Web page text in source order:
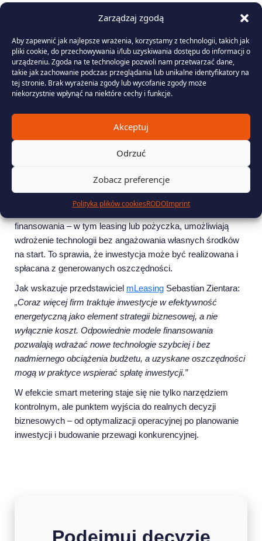
Zarządzaj zgodą
Aby zapewnić jak najlepsze wrażenia, korzystamy z technologii, takich jak
pliki cookie, do przechowywania i/lub uzyskiwania dostępu do informacji o
urządzeniu. Zgoda na te technologie pozwoli nam przetwarzać dane,
takie jak zachowanie podczas przeglądania lub unikalne identyfikatory na
tej stronie. Brak wyrażenia zgody lub wycofanie zgody może
niekorzystnie wpłynąć na niektóre cechy i funkcje.
Akceptuj
Odrzuć
Zobacz preferencje
Polityka plików cookiesRODOImprint
Dostępność technologii i realne decyzje
Jeszcze niedawno wdrożenie systemów smart meteringu
mogło być postrzegane jako kosztowna inwestycja
wymagająca dużego zaangażowania kapitału. Obecnie
sytuacja jest zupełnie inna – rozwój rynku i dostępne modele
Firmy coraz częściej decydują się na wdrożenia etapowe –
zaczynając od jednego obiektu, wybranego obszaru
pozwala szybko zweryfikować efekty, ograniczyć ryzyko i
finansowania – w tym leasing lub pożyczka, umożliwiają
wdrożenie technologii bez angażowania własnych środków
na start. To sprawia, że inwestycja może być realizowana i
spłacana z generowanych oszczędności.
Jak wskazuje przedstawiciel mLeasing Sebastian Zientara:
„Coraz więcej firm traktuje inwestycje w efektywność
energetyczną jako element strategii biznesowej, a nie
wyłącznie koszt. Odpowiednie modele finansowania
pozwalają wdrażać nowe technologie szybciej i bez
nadmiernego obciążenia budżetu, a uzyskane oszczędności
mogą w praktyce wspierać spłatę inwestycji.”
W efekcie smart metering staje się nie tylko narzędziem
kontrolnym, ale punktem wyjścia do realnych decyzji
biznesowych – od optymalizacji operacyjnej po planowanie
inwestycji i budowanie przewagi konkurencyjnej.
Podejmuj decyzje